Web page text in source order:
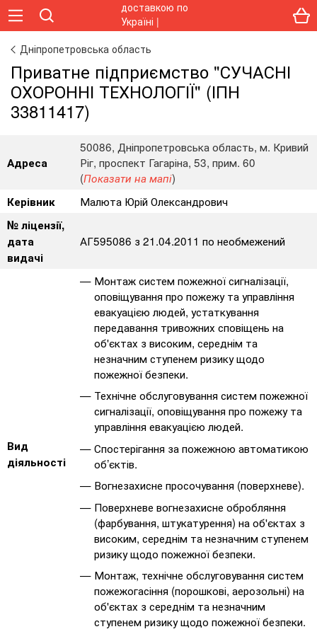
Дніпропетровська область
Приватне підприємство "СУЧАСНІ
ОХОРОННІ ТЕХНОЛОГІЇ" (ІПН
33811417)
Адреса
50086, Дніпропетровська область, м. Кривий
Ріг, проспект Гагаріна, 53, прим. 60
(Показати на мапі)
Керівник
Малюта Юрій Олександрович
№ ліцензії,
дата
видачі
АГ595086 з 21.04.2011 по необмежений
Вид
діяльності
Монтаж систем пожежної сигналізації,
оповіщування про пожежу та управління
евакуацією людей, устаткування
передавання тривожних сповіщень на
об'єктах з високим, середнім та
незначним ступенем ризику щодо
пожежної безпеки.
Технічне обслуговування систем пожежної
сигналізації, оповіщування про пожежу та
управління евакуацією людей.
Спостерігання за пожежною автоматикою
об’єктів.
Вогнезахисне просочування (поверхневе).
Поверхневе вогнезахисне обробляння
(фарбування, штукатурення) на об'єктах з
високим, середнім та незначним ступенем
ризику щодо пожежної безпеки.
Монтаж, технічне обслуговування систем
пожежогасіння (порошкові, аерозольні) на
об'єктах з середнім та незначним
ступенем ризику щодо пожежної безпеки.